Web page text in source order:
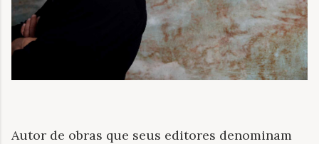
Autor de obras que seus editores denominam